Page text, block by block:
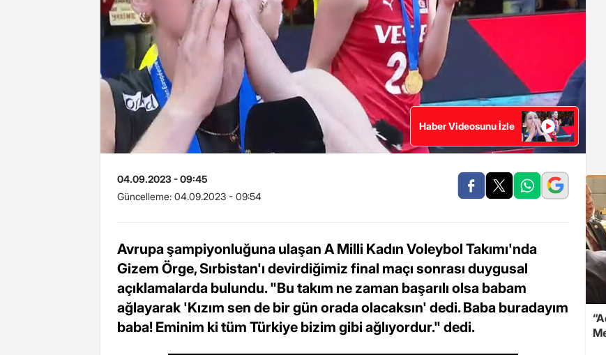
Haber Videosunu İzle
04.09.2023 - 09:45
Güncelleme: 04.09.2023 - 09:54
Avrupa şampiyonluğuna ulaşan A Milli Kadın Voleybol Takımı'nda
Gizem Örge, Sırbistan'ı devirdiğimiz final maçı sonrası duygusal
açıklamalarda bulundu. "Bu takım ne zaman başarılı olsa babam
ağlayarak 'Kızım sen de bir gün orada olacaksın' dedi. Baba buradayım
baba! Eminim ki tüm Türkiye bizim gibi ağlıyordur." dedi.